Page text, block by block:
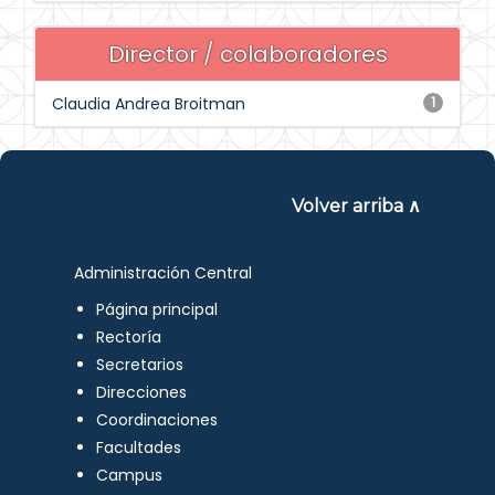
Director / colaboradores
1
Claudia Andrea Broitman
Volver arriba ∧
Administración Central
Página principal
Rectoría
Secretarios
Direcciones
Coordinaciones
Facultades
Campus